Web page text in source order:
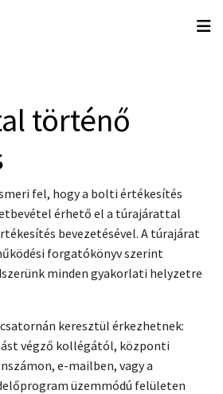
történő
fel, hogy a bolti értékesítés
érhető el a túrajárattal
bevezetésével. A túrajárat
forgatókönyv szerint
minden gyakorlati helyzetre
keresztül érkezhetnek:
végző kollégától, központi
e-mailben, vagy a
üzemmódú felületen